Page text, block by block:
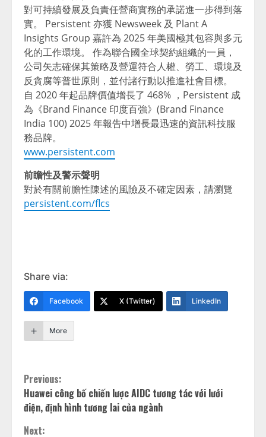
對可持續發展及負責任營商實務的承諾進一步得到落
實。 Persistent 亦獲 Newsweek 及 Plant A
Insights Group 嘉許為 2025 年美國極其包容與多元
化的工作環境。 作為聯合國全球契約組織的一員，
公司矢志確保其策略及營運符合人權、勞工、環境及
反貪腐等普世原則，並付諸行動以推進社會目標。
自 2020 年起品牌價值增長了 468% ，Persistent 成
為《Brand Finance 印度百強》(Brand Finance
India 100) 2025 年報告中增長最迅速的資訊科技服
務品牌。
www.persistent.com
前瞻性及警示聲明
對於有關前膽性陳述的風險及不確定因素，請瀏覽
persistent.com/flcs
Share via:
Facebook X (Twitter) LinkedIn
More
Continue
Reading
Previous:
Huawei công bố chiến lược AIDC tương tác với lưới
điện, định hình tương lai của ngành
Next: